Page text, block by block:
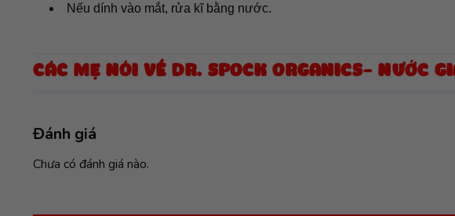
Nếu dính vào mắt, rửa kĩ bằng nước.
CÁC MẸ NÓI VỀ DR. SPOCK ORGANICS- NƯỚC
Đánh giá
Chưa có đánh giá nào.